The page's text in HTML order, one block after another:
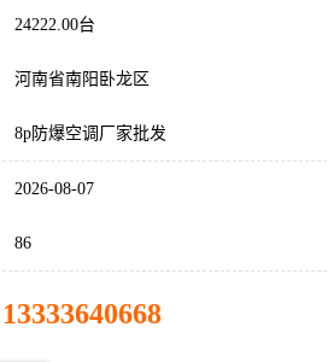
24222.00台
河南省南阳卧龙区
8p防爆空调厂家批发
2026-08-07
86
13333640668